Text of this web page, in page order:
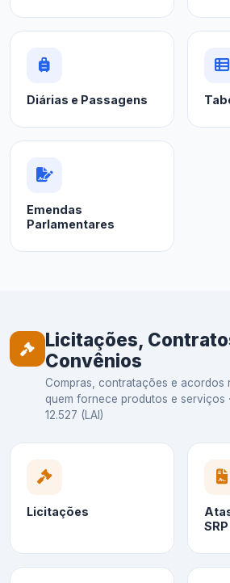
Diárias e Passagens
Emendas
Parlamentares
Licitações,
Convênios
Compras, contratações e
quem fornece produtos e serviços ·
12.527 (LAI)
Licitações
SRP